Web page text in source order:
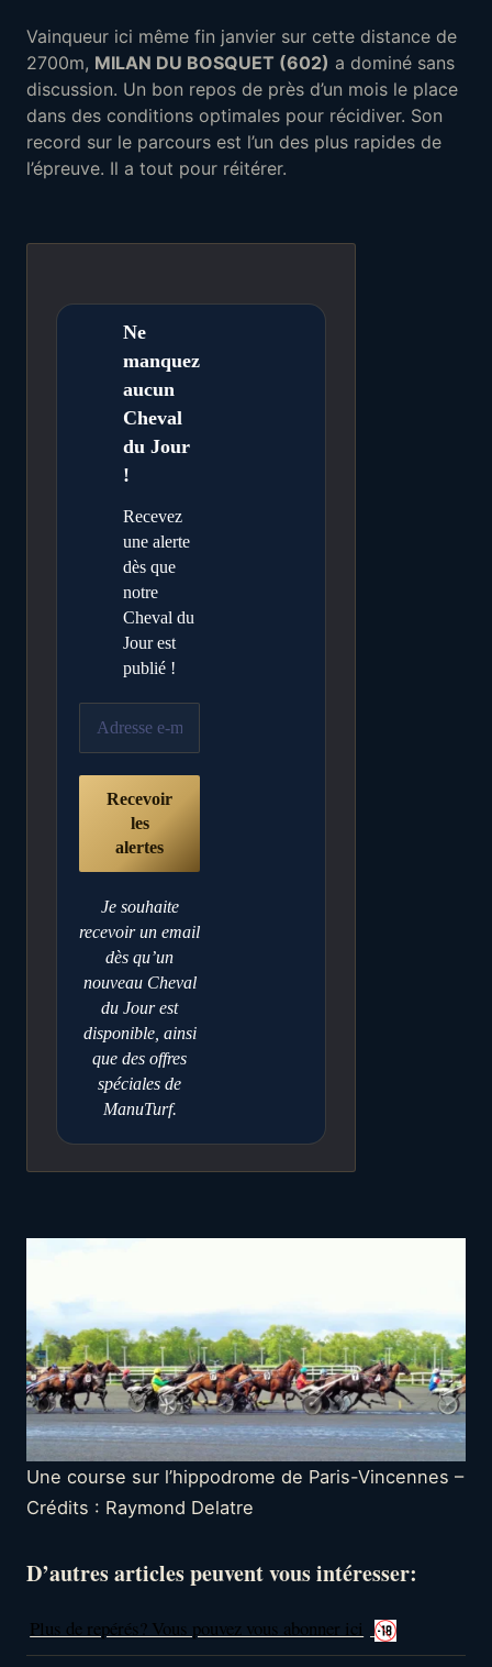
Vainqueur ici même fin janvier sur cette distance de
2700m, MILAN DU BOSQUET (602) a dominé sans
discussion. Un bon repos de près d’un mois le place
dans des conditions optimales pour récidiver. Son
record sur le parcours est l’un des plus rapides de
l’épreuve. Il a tout pour réitérer.
Ne
manquez
aucun
Cheval
du Jour
!
Recevez
une alerte
dès que
notre
Cheval du
Jour est
publié !
Je souhaite
recevoir un email
dès qu’un
nouveau Cheval
du Jour est
disponible, ainsi
que des offres
spéciales de
ManuTurf.
Une course sur l’hippodrome de Paris-Vincennes –
Crédits : Raymond Delatre
D’autres articles peuvent vous intéresser:
Plus de repérés? Vous pouvez vous abonner ici